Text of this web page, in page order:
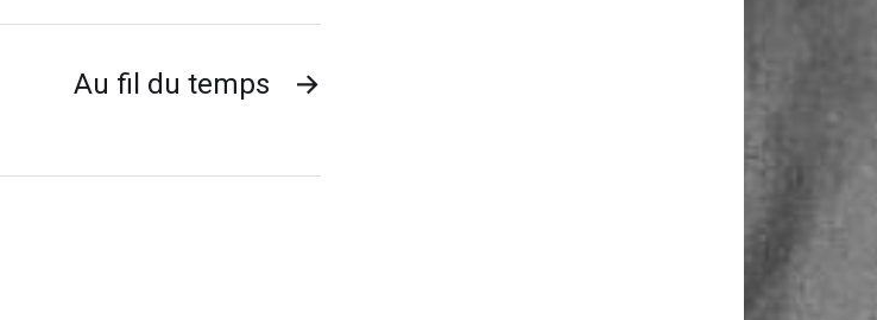
→
Au fil du temps